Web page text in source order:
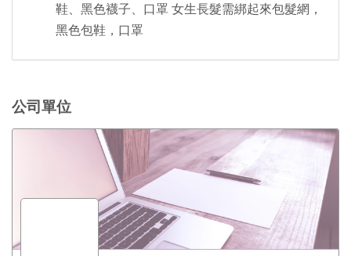
鞋、黑色襪子、口罩 女生長髮需綁起來包髮網，
黑色包鞋，口罩
公司單位